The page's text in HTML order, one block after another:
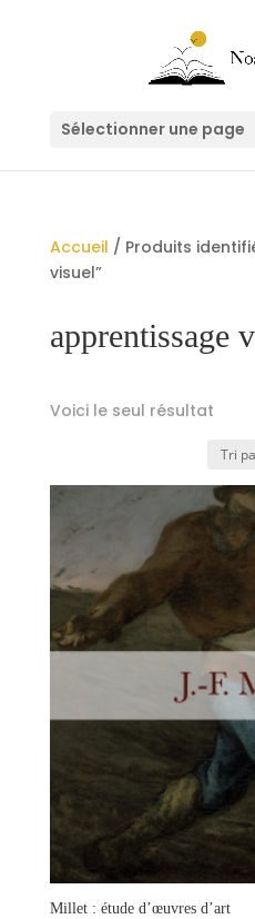
Sélectionner une page
Accueil / Produits
visuel”
apprentissage
Voici le seul résultat
Millet : étude d’œuvres d’art